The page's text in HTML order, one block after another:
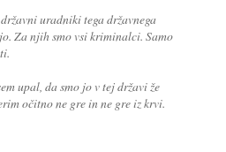
uradniki tega državnega
Za njih smo vsi kriminalci. Samo
upal, da smo jo v tej državi že
očitno ne gre in ne gre iz krvi.